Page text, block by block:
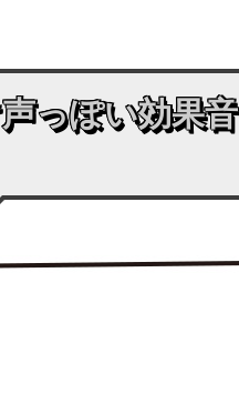
っぽい効果